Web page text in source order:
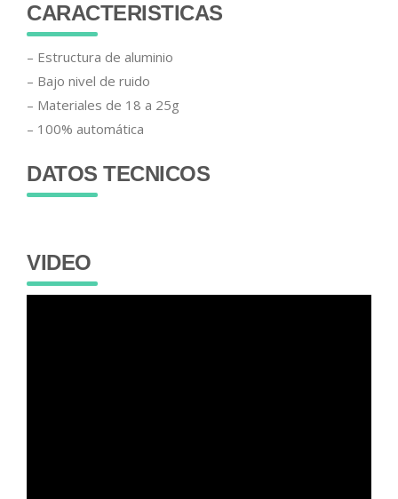
CARACTERISTICAS
– Estructura de aluminio
– Bajo nivel de ruido
– Materiales de 18 a 25g
– 100% automática
DATOS TECNICOS
VIDEO